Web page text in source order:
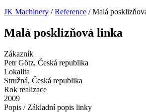
JK Machinery /Reference /Malá
Malá posklizňová linka
Zákazník
Petr Götz, Česká republika
Lokalita
Stružná, Česká republika
Rok realizace
2009
Popis / Základní popis linky